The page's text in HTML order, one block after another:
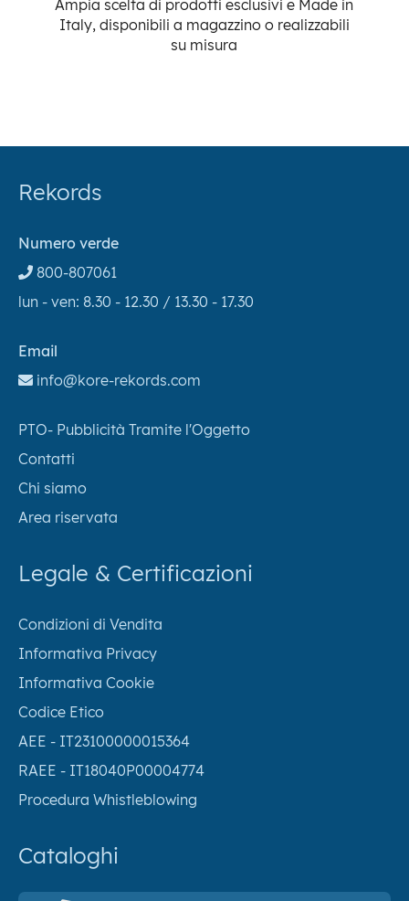
Ampia scelta di prodotti esclusivi e Made in
Italy, disponibili a magazzino o realizzabili
su misura
Rekords
Numero verde
800-807061
lun - ven: 8.30 - 12.30 / 13.30 - 17.30
Email
info@kore-rekords.com
PTO- Pubblicità Tramite l'Oggetto
Contatti
Chi siamo
Area riservata
Legale & Certificazioni
Condizioni di Vendita
Informativa Privacy
Informativa Cookie
Codice Etico
AEE - IT23100000015364
RAEE - IT18040P00004774
Procedura Whistleblowing
Cataloghi